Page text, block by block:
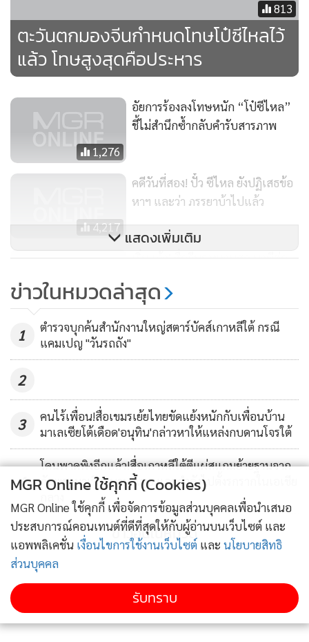
“เขาบอกว่าผมไม่ได้ตบแต่ชกหน้าเขา ความจริงก็คือ ผมไม่เลย
เรียนชกมวย ผมจึงไม่มีกำลังทำแบบนั้นได้”
กล่าวหาที่ว่าเขายักยอกเงินหลวง 5 ล้านหยวน (ราว 25 ล้านบาท)
เมื่อปี 2000 โดยระบุว่า กู่เป็นคนยักยอก และบอกว่า ห่างกับ
ภรรยาตั้งแต่ที่ตนนอกใจ พร้อมแสดงความเสียใจที่ไม่ได้ห้าม
ปรามภรรยาไม่ให้กระทำความผิด รวมทั้งยอมรับว่า ทำผิดเกี่ยว
กับการสอบสวนการเสียชีวิตของเฮย์วูด
ถึงแม้การให้การตอบโต้อย่างเผ็ดร้อนของโป๋ ถือเป็นเรื่องแปลก
ประหลาดผิดปกติในสายตาชาวจีน เนื่องจากในการพิจารณาคดี
ผิดในกระบวนการพิจารณาคดีที่มีการเตรียมการกันเอาไว้ล่วง
หน้าอย่างชนิดไร้ความโปร่งใส
ทว่า ผู้สังเกตการณ์มองว่า การให้โอกาส โป๋ ปกป้องตัวเองคราวนี้
เป็นการเพิ่มความชอบธรรมให้กับการพิจารณาคดีที่มีการเขียน
ขณะเดียวกัน การเปิดเผยว่า โป๋มีตั๋วเครื่องบินเดินทางสู่ 3 ทวีป
แบบเป็นส่วนตัว วิลลาหรูหรา และอาหารที่รับประทานก็เป็นเมนู
เนื้อสัตว์หายาก ทำให้ผู้ใช้อินเทอร์เน็ตจีนจำนวนมากเกาะติด
สถานการณ์อย่างใคร่รู้
นอกจากนั้นยังน่าสังเกตว่า ระหว่างการพิจารณาคดี ไม่มีการ
กล่าวถึงความเชื่อมโยงระหว่างโป๋กับผู้นำระดับสูงของพรรค
คอมมิวนิสต์คนอื่นๆ แม้โป๋เคยเป็นสมาชิก 1 ใน 25 คนของกรม
การเมืองของพรรค และเวลานั้นมีแนวโน้มเป็นใหญ่เป็นโตต่อไป
ในอนาคตก็ตาม
813
ตะวันตกมองจีนกำหนดโทษโป๋ซีไหลไว้
แล้ว โทษสูงสุดคือประหาร
1,276
อัยการร้องลงโทษหนัก “โป๋ซีไหล”
ชี้ไม่สำนึกซ้ำกลับคำรับสารภาพ
4,217
คดีวันที่สอง! ปั๋ว ซีไหล ยังปฏิเสธข้อ
หาฯ และว่า ภรรยาบ้าไปแล้ว
11,632
เริ่มแล้ว! สื่อจีนรายงานสด นาทีต่อ
แสดงเพิ่มเติม
ข่าวในหมวดล่าสุด
1
ตำรวจบุกค้นสำนักงานใหญ่สตาร์บัคส์เกาหลีใต้ กรณี
แคมเปญ "วันรถถัง"
2
3
คนไร้เพื่อน!สื่อเขมรเย้ยไทยขัดแย้งหนักกับเพื่อนบ้าน
มาเลเซียโต้เดือด'อนุทิน'กล่าวหาให้แหล่งกบดานโจรใต้
4
โดนพาดพิงอีกแล้ว!สื่อเกาหลีใต้ตีแผ่สแกมย้ายฐานจาก
กัมพูชามาเวียดนาม-ไทย และกำลังไปตั้งรกรากในเอเชีย
ข่าวอื่นในหมวด
MGR Online ใช้คุกกี้ (Cookies)
MGR Online ใช้คุกกี้ เพื่อจัดการข้อมูลส่วนบุคคลเพื่อนำเสนอ
ประสบการณ์คอนเทนต์ที่ดีที่สุดให้กับผู้อ่านบนเว็บไซต์ และ
แอพพลิเคชั่น เงื่อนไขการใช้งานเว็บไซต์ และ นโยบายสิทธิ
ส่วนบุคคล
รับทราบ